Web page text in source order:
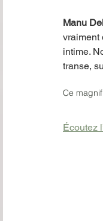
Manu
vraiment
intime. N
transe,
Ce
Écoutez